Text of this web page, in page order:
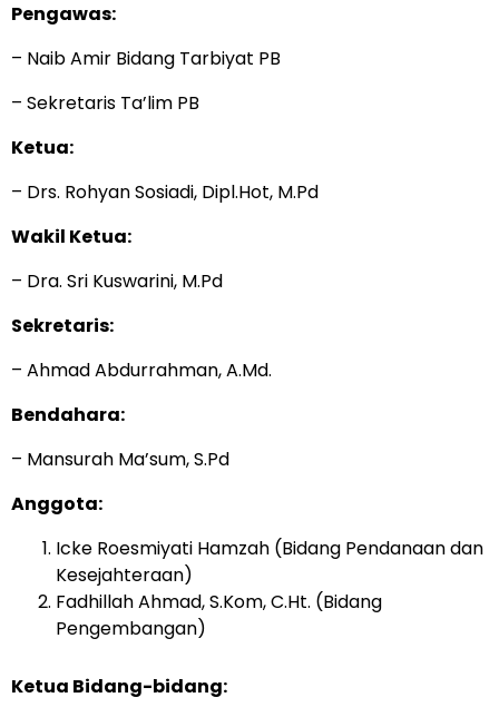
Pengawas:
– Naib Amir Bidang Tarbiyat PB
– Sekretaris Ta’lim PB
Ketua:
– Drs. Rohyan Sosiadi, Dipl.Hot, M.Pd
Wakil Ketua:
– Dra. Sri Kuswarini, M.Pd
Sekretaris:
– Ahmad Abdurrahman, A.Md.
Bendahara:
– Mansurah Ma’sum, S.Pd
Anggota:
Icke Roesmiyati Hamzah (Bidang Pendanaan dan
Kesejahteraan)
Fadhillah Ahmad, S.Kom, C.Ht. (Bidang
Pengembangan)
Ketua Bidang-bidang: